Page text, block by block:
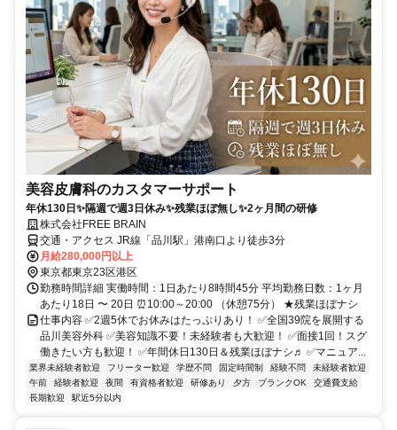
美容皮膚科のカスタマーサポート
年休130日✨隔週で週3日休み✨残業ほぼ無し✨2ヶ月間の研修
株式会社FREE BRAIN
交通・アクセス JR線「品川駅」港南口より徒歩3分
月給280,000円以上
東京都東京23区港区
勤務時間詳細 実働時間：1日あたり8時間45分 平均勤務日数：1ヶ月
あたり18日 〜 20日 ⏰10:00～20:00 （休憩75分） ★残業ほぼナシ
仕事内容 ✅2週5休でお休みはたっぷりあり！ ✅全国39院を展開する
品川美容外科 ✅美容知識不要！未経験者も大歓迎！ ✅面接1回！スグ
働きたい方も歓迎！ ✅年間休日130日＆残業ほぼナシ♬ ✅マニュア...
業界未経験者歓迎 フリーター歓迎 学歴不問 固定時間制 経験不問
未経験者歓迎
午前
経験者歓迎 夜間 有資格者歓迎 研修あり 夕方 ブランクOK
交通費支給
長期歓迎
駅近5分以内